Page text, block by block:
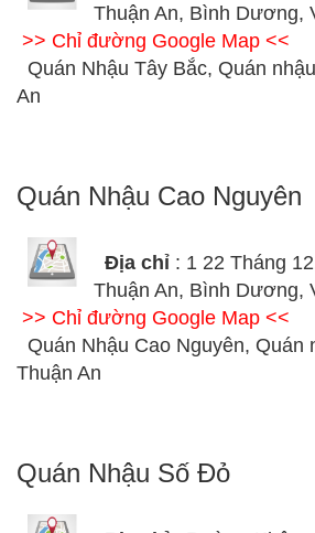
Thuận An, Bình Dương,
>> Chỉ đường Google Map <<
Quán Nhậu Tây Bắc, Quán
An
Quán Nhậu Cao Nguyên
Địa chỉ : 1 22 Tháng
Thuận An, Bình Dương,
>> Chỉ đường Google Map <<
Quán Nhậu Cao Nguyên, Quán
Thuận An
Quán Nhậu Số Đỏ